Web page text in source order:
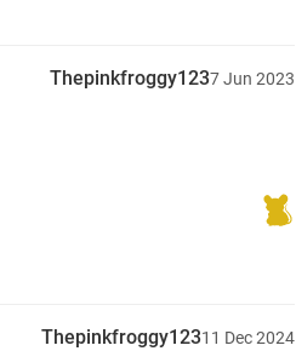
Thepinkfroggy1237Jun 2023
Thepinkfroggy12311 Dec2024